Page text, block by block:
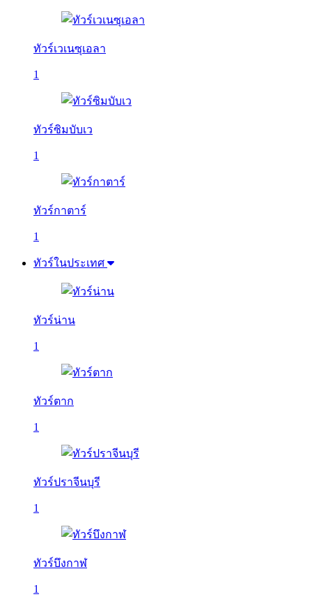
ทัวร์เวเนซุเอลา
1
ทัวร์ซิมบับเว
1
ทัวร์กาตาร์
1
ทัวร์ในประเทศ
ทัวร์น่าน
1
ทัวร์ตาก
1
ทัวร์ปราจีนบุรี
1
ทัวร์บึงกาฬ
1